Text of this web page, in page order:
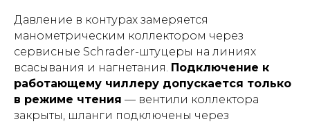
Давление в контурах замеряется
манометрическим коллектором через
сервисные Schrader-штуцеры на линиях
всасывания и нагнетания. Подключение к
работающему чиллеру допускается только
в режиме чтения — вентили коллектора
закрыты, шланги подключены через